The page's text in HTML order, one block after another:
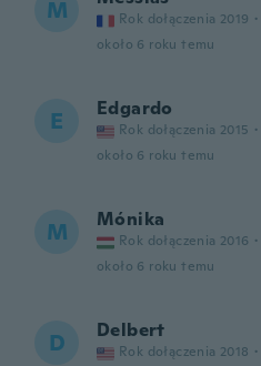
M Rok dołączenia 2019 ·
około 6 roku temu
E Edgardo
Rok dołączenia 2015 ·
około 6 roku temu
M Mónika
Rok dołączenia 2016 ·
około 6 roku temu
D Delbert
Rok dołączenia 2018 ·